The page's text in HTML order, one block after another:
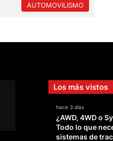
AUTOMOVILISMO
Los más vistos
hace 3 días
¿AWD, 4WD o
Todo lo que
sistemas de